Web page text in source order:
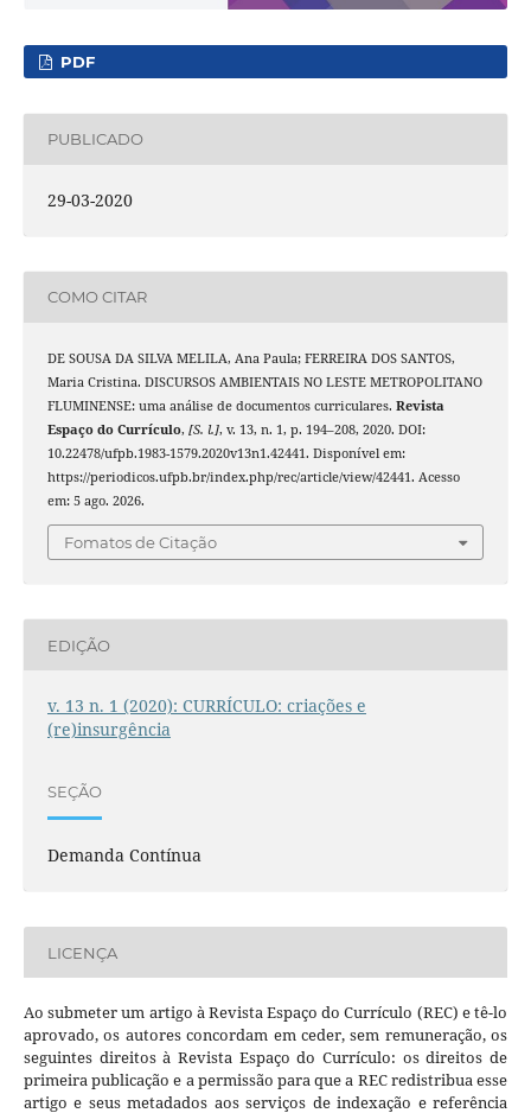
PDF
PUBLICADO
29-03-2020
COMO CITAR
DE SOUSA DA SILVA MELILA, Ana Paula; FERREIRA DOS SANTOS,
Maria Cristina. DISCURSOS AMBIENTAIS NO LESTE METROPOLITANO
FLUMINENSE: uma análise de documentos curriculares. Revista
Espaço do Currículo, [S. l.], v. 13, n. 1, p. 194–208, 2020. DOI:
10.22478/ufpb.1983-1579.2020v13n1.42441. Disponível em:
https://periodicos.ufpb.br/index.php/rec/article/view/42441. Acesso
em: 5 ago. 2026.
Fomatos de Citação
EDIÇÃO
v. 13 n. 1 (2020): CURRÍCULO: criações e
(re)insurgência
SEÇÃO
Demanda Contínua
LICENÇA
Ao submeter um artigo à Revista Espaço do Currículo (REC) e tê-lo
aprovado, os autores concordam em ceder, sem remuneração, os
seguintes direitos à Revista Espaço do Currículo: os direitos de
primeira publicação e a permissão para que a REC redistribua esse
artigo e seus metadados aos serviços de indexação e referência